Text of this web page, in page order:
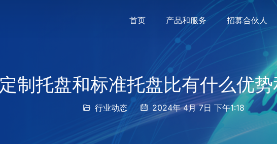
首页 产品和服务 招募合伙人
定制托盘和标准托盘比有什么优
行业动态 2024年 4月 7日 下午1:18